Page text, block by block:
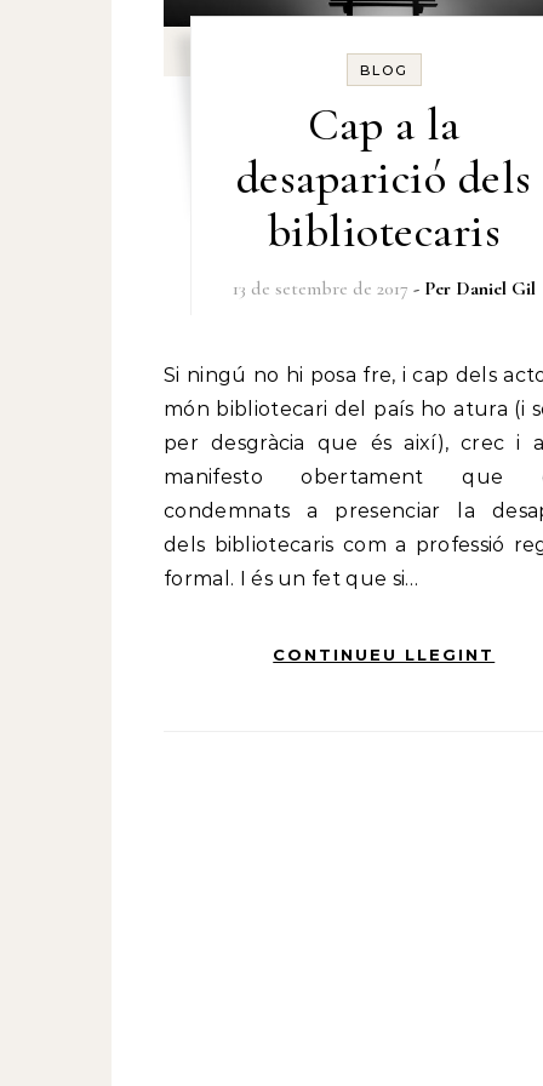
BLOG
Cap a la
desaparició dels
bibliotecaris
13 de setembre de 2017 - Per Daniel Gil
Si ningú no hi posa fre, i cap dels actors del
món bibliotecari del país ho atura (i
per desgràcia que és així), crec i
manifesto obertament que
condemnats a presenciar la
dels bibliotecaris com a professió
formal. I és un fet que si…
CONTINUEU LLEGINT